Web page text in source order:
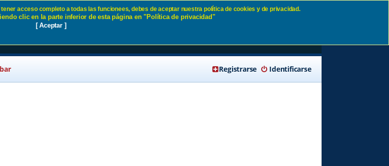
SD Eibar
Identificarse
Registrarse
acceso completo a todas las funcionees, debes de aceptar nuestra política de cookies y de privacidad.
clic en la parte inferior de esta página en "Política de privacidad"
[ Aceptar ]